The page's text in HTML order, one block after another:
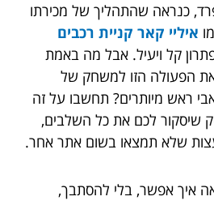
כנראה שהתהליך של מכירתו
איליי קאר קניית רכבים
קל ויעיל. אבל מה באמת
הפעולה הזו למשחק של
ראש מיותרים? תחשבו על זה
שיסקור לכם את כל השלבים,
עצות שלא תמצאו בשום אתר אחר.
איך אפשר, בלי להסתבך,